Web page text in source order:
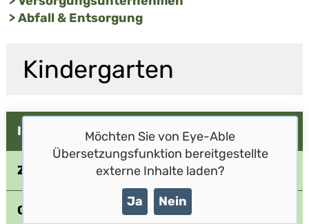
Möchten Sie von Eye-Able
Übersetzungsfunktion bereitgestellte
externe Inhalte laden?
Ja Nein
Abfall & Entsorgung
Kindergarten
Info
Zuständiger Fachbereich
Gebühren